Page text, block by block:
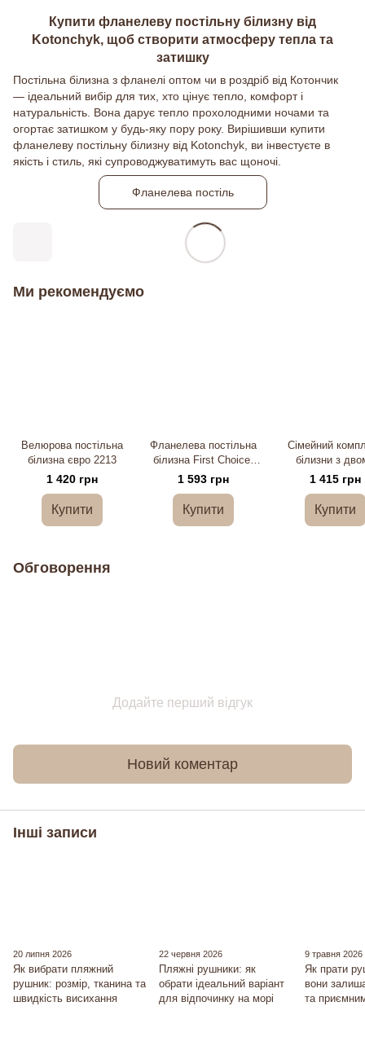
Купити фланелеву постільну білизну від
Kotonchyk, щоб створити атмосферу тепла та
затишку
Постільна білизна з фланелі оптом чи в роздріб від Котончик
— ідеальний вибір для тих, хто цінує тепло, комфорт і
натуральність. Вона дарує тепло прохолодними ночами та
огортає затишком у будь-яку пору року. Вирішивши купити
фланелеву постільну білизну від Kotonchyk, ви інвестуєте в
якість і стиль, які супроводжуватимуть вас щоночі.
Фланелева постіль
Ми рекомендуємо
Велюрова постільна
білизна євро 2213
1 420 грн
Купити
Фланелева постільна
білизна First Choice,
160х220см
1 593 грн
Купити
Сімейний
білизни з
ковдрами
1 415 грн
Купити
Обговорення
Додайте перший відгук
Новий коментар
Інші записи
20 липня 2026
Як вибрати пляжний
рушник: розмір, тканина та
швидкість висихання
22 червня 2026
Пляжні рушники: як
обрати ідеальний варіант
для відпочинку на морі
9 травня 2026
Як прати
вони
та